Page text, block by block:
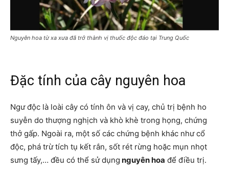
Nguyên hoa từ xa xưa đã trở thành vị thuốc độc đáo tại Trung Quốc
Đặc tính của cây nguyên hoa
Ngư độc là loài cây có tính ôn và vị cay, chủ trị bệnh ho
suyễn do thượng nghịch và khò khè trong họng, chứng
thở gấp. Ngoài ra, một số các chứng bệnh khác như cổ
độc, phá trừ tích tụ kết rắn, sốt rét rừng hoặc mụn nhọt
sưng tấy,… đều có thể sử dụng nguyên hoa để điều trị.